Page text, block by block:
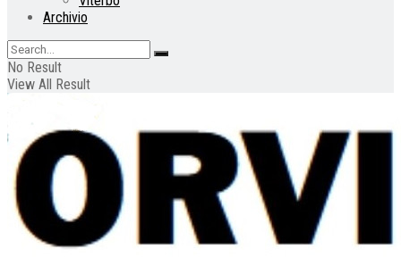
Archivio
No Result
View All Result